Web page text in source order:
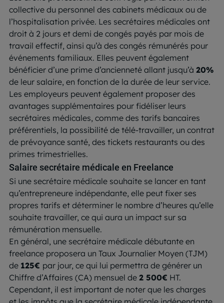
collective du personnel des cabinets médicaux ou de
l’hospitalisation privée. Les secrétaires médicales ont
droit à 2 jours et demi de congés payés par mois de
travail effectif, ainsi qu’à des congés rémunérés pour
événements familiaux. Elles peuvent également
bénéficier d’une prime d’ancienneté allant jusqu’à 20%
de leur salaire, en fonction de la durée de leur service.
Les employeurs peuvent également proposer des
avantages supplémentaires pour fidéliser leurs
secrétaires médicales, comme des tarifs bancaires
préférentiels, la possibilité de télé-travailler, un contrat
de prévoyance santé, des tickets restaurants ou des
primes trimestrielles.
Salaire secrétaire médicale en Freelance
Si une secrétaire médicale souhaite se lancer en tant
qu’entrepreneure indépendante, elle peut fixer ses
propres tarifs et déterminer le nombre d’heures qu’elle
souhaite travailler, ce qui aura un impact sur sa
rémunération mensuelle.
En général, une secrétaire médicale débutante en
freelance proposera un Taux Journalier Moyen (TJM)
de 125€ par jour, ce qui lui permettra de générer un
Chiffre d’Affaires (CA) mensuel de 2 500€ HT.
Cependant, il est important de noter que les charges